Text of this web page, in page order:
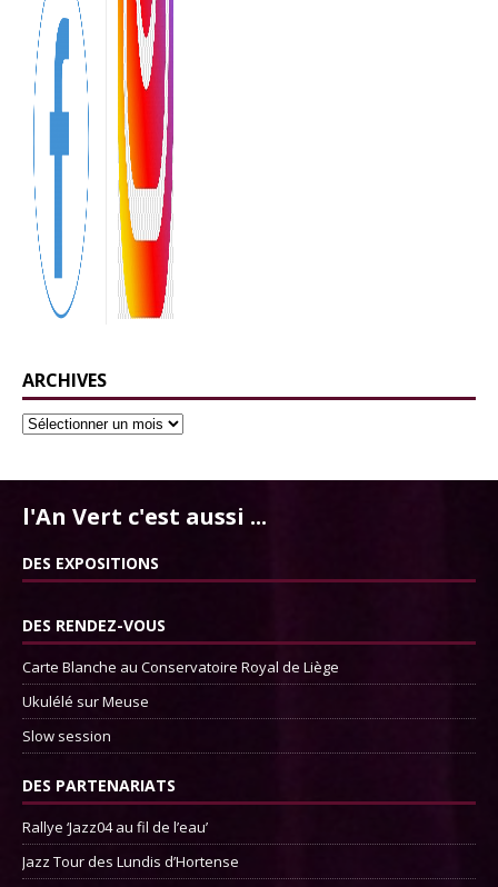
ARCHIVES
l'An Vert c'est aussi ...
DES EXPOSITIONS
DES RENDEZ-VOUS
Carte Blanche au Conservatoire Royal de Liège
Ukulélé sur Meuse
Slow session
DES PARTENARIATS
Rallye ‘Jazz04 au fil de l’eau’
Jazz Tour des Lundis d’Hortense